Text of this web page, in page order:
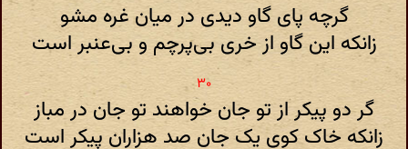
گرچه پای گاو دیدی در میان غره مشو
زانکه این گاو از خری بی‌پرچم و بی‌عنبر است
گر دو پیکر از تو جان خواهند تو جان در مباز
زانکه خاک کوی یک جان صد هزاران پیکر است